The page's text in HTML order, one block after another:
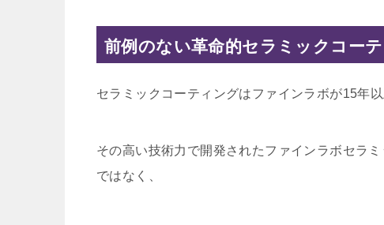
前例のない革命的セラミックコー
セラミックコーティングはファインラボが15年
その高い技術力で開発されたファインラボセラ
ではなく、